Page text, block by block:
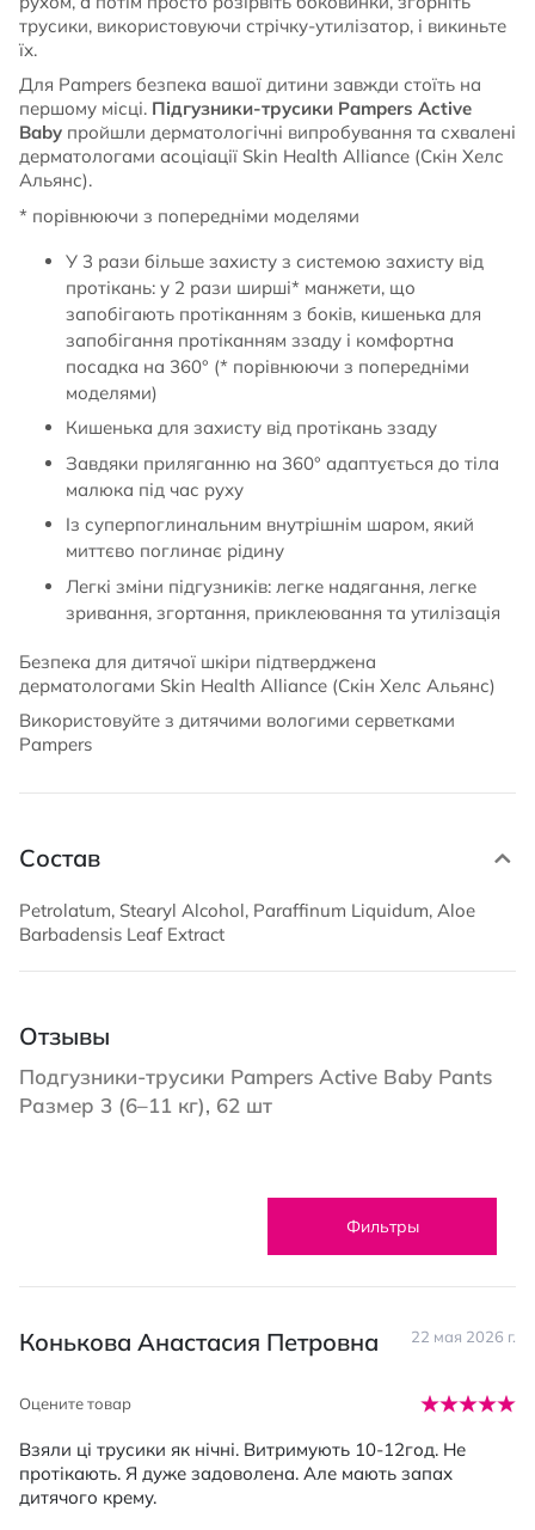
трусики, використовуючи стрічку-утилізатор, і викиньте
їх.
Для Pampers безпека вашої дитини завжди стоїть на
першому місці. Підгузники-трусики Pampers Active
Baby пройшли дерматологічні випробування та схвалені
дерматологами асоціації Skin Health Alliance (Скін Хелс
Альянс).
* порівнюючи з попередніми моделями
У 3 рази більше захисту з системою захисту від
протікань: у 2 рази ширші* манжети, що
запобігають протіканням з боків, кишенька для
запобігання протіканням ззаду і комфортна
посадка на 360° (* порівнюючи з попередніми
моделями)
Кишенька для захисту від протікань ззаду
Завдяки приляганню на 360° адаптується до тіла
малюка під час руху
Із суперпоглинальним внутрішнім шаром, який
миттєво поглинає рідину
Легкі зміни підгузників: легке надягання, легке
зривання, згортання, приклеювання та утилізація
Безпека для дитячої шкіри підтверджена
дерматологами Skin Health Alliance (Скін Хелс Альянс)
Використовуйте з дитячими вологими серветками
Pampers
Состав
Petrolatum, Stearyl Alcohol, Paraffinum Liquidum, Aloe
Barbadensis Leaf Extract
Отзывы
Подгузники-трусики Pampers Active Baby Pants
Размер 3 (6–11 кг), 62 шт
Фильтры
Конькова Анастасия Петровна 22 мая 2026 г.
Оцените товар
Взяли ці трусики як нічні. Витримують 10-12год. Не
протікають. Я дуже задоволена. Але мають запах
дитячого крему.